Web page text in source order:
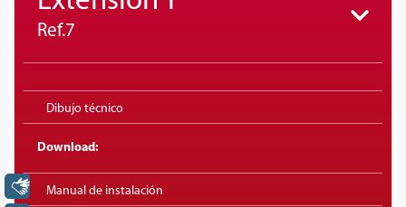
Ref.7
Dibujo técnico
Download:
Manual de instalación
Libras